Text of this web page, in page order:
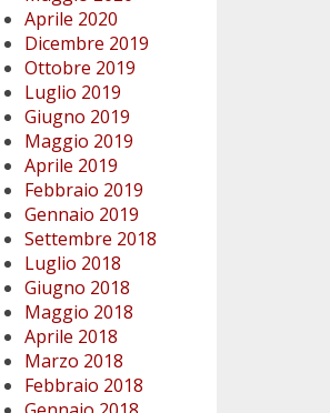
Aprile 2020
Dicembre 2019
Ottobre 2019
Luglio 2019
Giugno 2019
Maggio 2019
Aprile 2019
Febbraio 2019
Gennaio 2019
Settembre 2018
Luglio 2018
Giugno 2018
Maggio 2018
Aprile 2018
Marzo 2018
Febbraio 2018